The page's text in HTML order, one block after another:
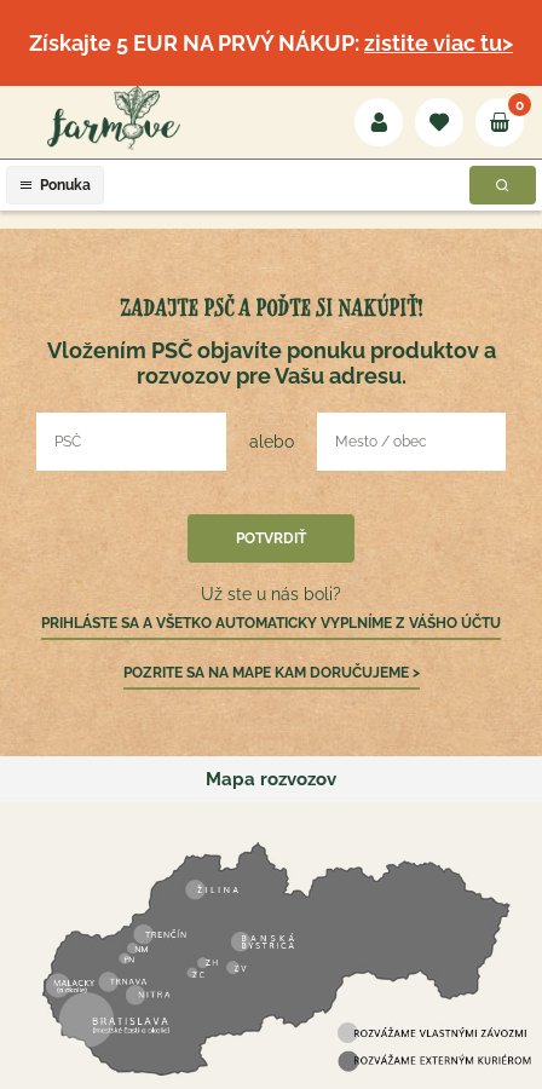
Získajte 5 EUR NA PRVÝ NÁKUP:zistite viac tu>
Ponuka
0
ZADAJTE PSČ A POĎTE SI NAKÚPIŤ!
Vložením PSČ objavíte ponuku produktov a
rozvozov pre Vašu adresu.
alebo
Už ste u nás boli?
PRIHLÁSTE SA A VŠETKO AUTOMATICKY VYPLNÍME Z VÁŠHO ÚČTU
POZRITE SA NA MAPE KAM DORUČUJEME >
Mapa rozvozov